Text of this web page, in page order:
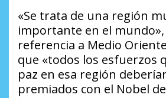
«Se trata de una región
importante en el
referencia a Medio
que «todos los esfuerzos
paz en esa región
premiados con el Nobel